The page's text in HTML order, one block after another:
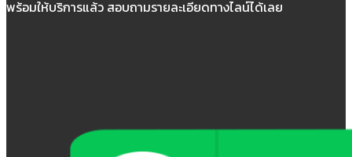
พร้อมให้บริการแล้ว สอบถามรายละเอียดทางไลน์ได้เลย